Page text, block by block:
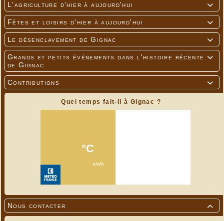

L'agriculture d'hier à aujourd'hui

Fêtes et loisirs d'hier à aujourd'hui

Le désenclavement de Gignac

Grands et petits événements dans l'histoire récente
de Gignac

Contributions
Quel temps fait-il à Gignac ?

Nous contacter